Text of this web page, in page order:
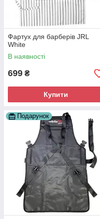
Фартух для барберів JRL
White
В наявності
699 ₴
Купити
Подарунок